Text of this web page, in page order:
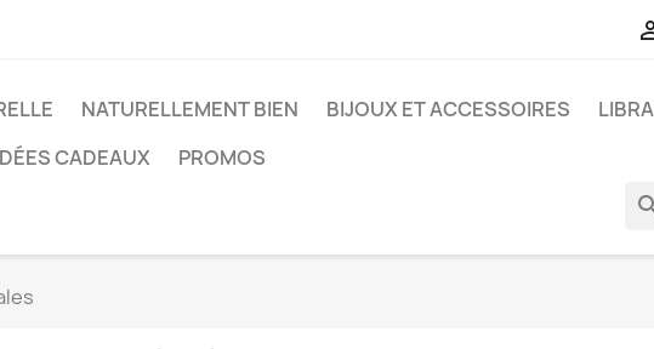
NATURELLEMENT BIEN BIJOUX ET ACCESSOIRES
CADEAUX
PROMOS